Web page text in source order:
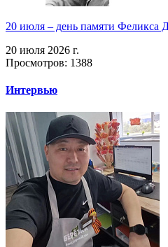
20 июля – день памяти Феликса
20 июля 2026 г.
Просмотров: 1388
Интервью